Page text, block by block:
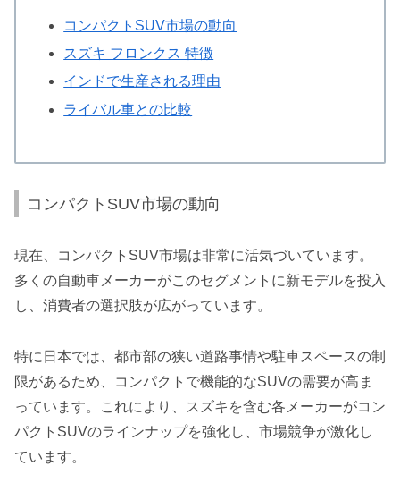
コンパクトSUV市場の動向
スズキ フロンクス 特徴
インドで生産される理由
ライバル車との比較
コンパクトSUV市場の動向
現在、コンパクトSUV市場は非常に活気づいています。
多くの自動車メーカーがこのセグメントに新モデルを投入
し、消費者の選択肢が広がっています。
特に日本では、都市部の狭い道路事情や駐車スペースの制
限があるため、コンパクトで機能的なSUVの需要が高ま
っています。これにより、スズキを含む各メーカーがコン
パクトSUVのラインナップを強化し、市場競争が激化し
ています。